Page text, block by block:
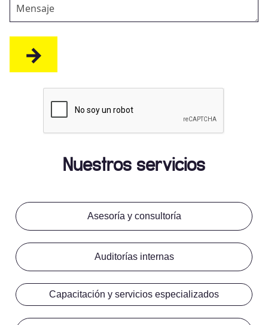
Nuestros servicios
Asesoría y consultoría
Auditorías internas
Capacitación y servicios especializados